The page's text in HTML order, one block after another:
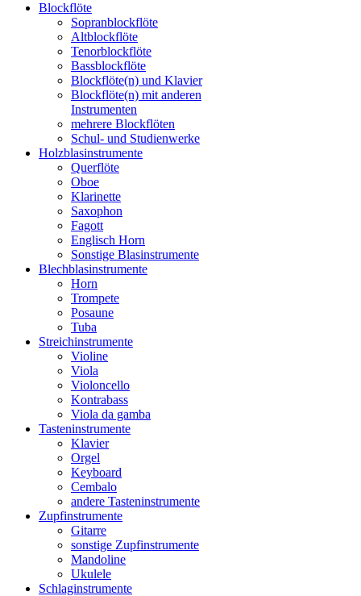
Blockflöte
Sopranblockflöte
Altblockflöte
Tenorblockflöte
Bassblockflöte
Blockflöte(n) und Klavier
Blockflöte(n) mit anderen
Instrumenten
mehrere Blockflöten
Schul- und Studienwerke
Holzblasinstrumente
Querflöte
Oboe
Klarinette
Saxophon
Fagott
Englisch Horn
Sonstige Blasinstrumente
Blechblasinstrumente
Horn
Trompete
Posaune
Tuba
Streichinstrumente
Violine
Viola
Violoncello
Kontrabass
Viola da gamba
Tasteninstrumente
Klavier
Orgel
Keyboard
Cembalo
andere Tasteninstrumente
Zupfinstrumente
Gitarre
sonstige Zupfinstrumente
Mandoline
Ukulele
Schlaginstrumente